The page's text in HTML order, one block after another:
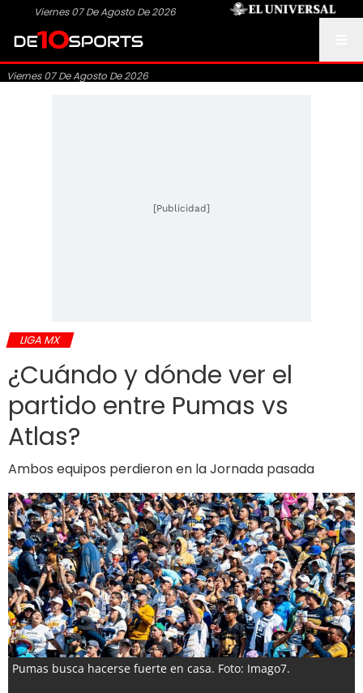
Viernes 07 De Agosto De 2026
Viernes 07 De Agosto De 2026
[Publicidad]
LIGA MX
¿Cuándo y dónde ver el
partido entre Pumas vs
Atlas?
Ambos equipos perdieron en la Jornada pasada
Pumas busca hacerse fuerte en casa. Foto: Imago7.